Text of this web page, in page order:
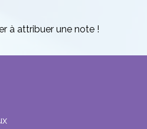
à attribuer une note !